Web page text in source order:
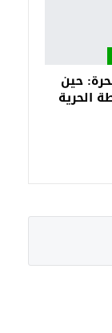
حين
الحرية